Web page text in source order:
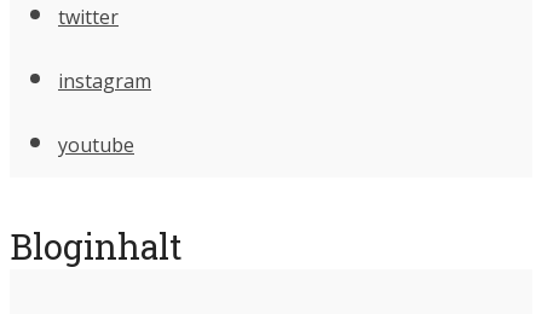
twitter
instagram
youtube
Bloginhalt